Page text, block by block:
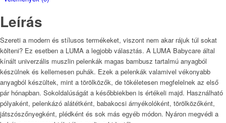
Leírás
Szereti a modern és stílusos termékeket, viszont nem akar rájuk túl sokat
költeni? Ez esetben a LUMA a legjobb választás. A LUMA Babycare által
kínált univerzális muszlin pelenkák magas bambusz tartalmú anyagból
készülnek és kellemesen puhák. Ezek a pelenkák valamivel vékonyabb
anyagból készültek, mint a törölközők, de tökéletesen megfelelnek az első
pár hónapban. Sokoldalúságát a későbbiekben is értékeli majd. Használható
pólyaként, pelenkázó alátétként, babakocsi árnyékolóként, törölközőként,
játszószőnyegként, plédként és sok más egyéb módon. Nyáron megvédi a